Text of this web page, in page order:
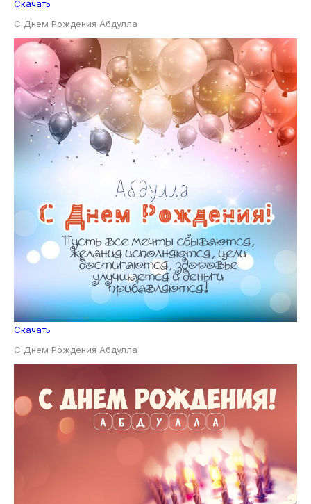
Скачать
С Днем Рождения Абдулла
Скачать
С Днем Рождения Абдулла